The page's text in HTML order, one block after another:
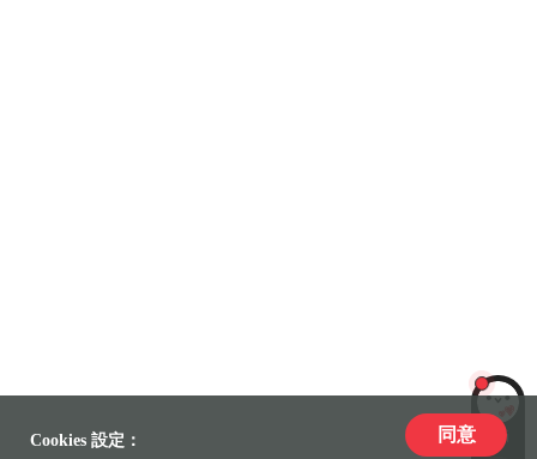
LiLi
Cookies 設定： 同意